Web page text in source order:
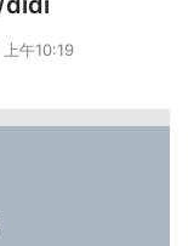
午10:19